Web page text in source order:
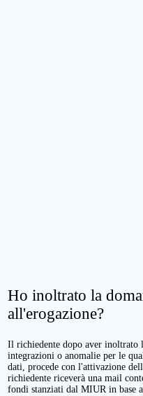
Ho inoltrato la
all'erogazione?
Il richiedente dopo aver inoltrato
integrazioni o anomalie per le
dati, procede con l'attivazione
richiedente riceverà una mail
fondi stanziati dal MIUR in base